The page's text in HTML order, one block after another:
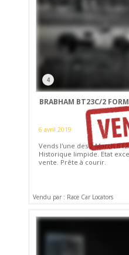
4
BRABHAM BT23C/2
6 avril 2019
Vends l'une des 2 March
Historique limpide. Etat
vente. Prête à courir.
Vendu par : Race Car Locators